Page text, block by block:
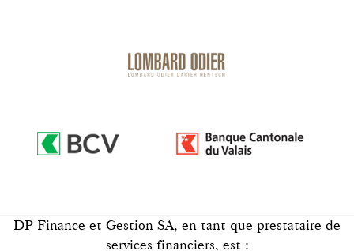
DP Finance et Gestion SA, en tant que prestataire de
services financiers, est :